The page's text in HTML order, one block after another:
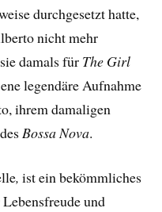
durchgesetzt hatte,
nicht mehr
damals für The Girl
legendäre Aufnahme
ihrem damaligen
Bossa Nova.
,ist ein bekömmliches
und